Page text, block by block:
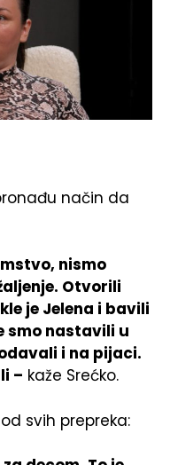
način da
nismo
Otvorili
je Jelena i bavili
smo nastavili u
i na pijaci.
– kaže Srećko.
svih prepreka: